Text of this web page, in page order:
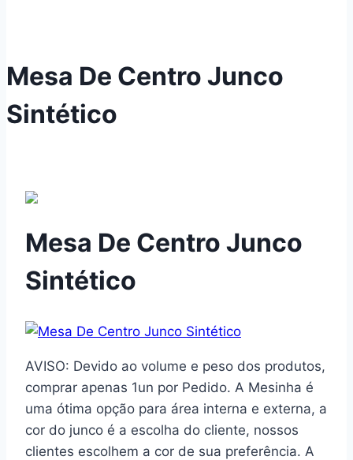
Mesa De Centro Junco
Sintético
Mesa De Centro Junco
Sintético
AVISO: Devido ao volume e peso dos produtos,
comprar apenas 1un por Pedido. A Mesinha é
uma ótima opção para área interna e externa, a
cor do junco é a escolha do cliente, nossos
clientes escolhem a cor de sua preferência. A